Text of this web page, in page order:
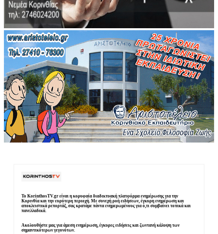
Το KorinthosTV.gr είναι η κορυφαία διαδικτυακή πλατφόρμα ενημέρωσης για την
Κορινθία και την ευρύτερη περιοχή. Με συνεχή ροή ειδήσεων, έγκυρη ενημέρωση και
αποκλειστικά ρεπορτάζ, σας κρατάμε πάντα ενημερωμένους για ό,τι συμβαίνει τοπικά και
πανελλαδικά.
Ακολουθήστε μας για άμεση ενημέρωση, έγκυρες ειδήσεις και ζωντανή κάλυψη των
σημαντικότερων γεγονότων.